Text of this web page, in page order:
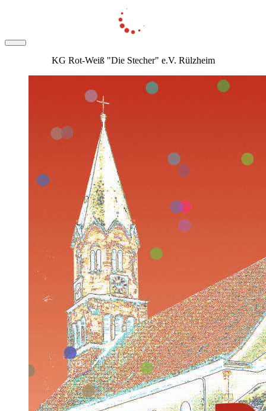
KG Rot-Weiß "Die Stecher" e.V. Rülzheim